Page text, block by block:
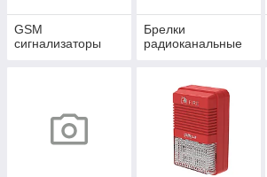
GSM
сигнализаторы
Брелки
радиоканальные